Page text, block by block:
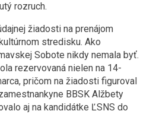
rozruch.
žiadosti na prenájom
stredisku. Ako
Sobote nikdy nemala byť.
rezervovaná nielen na 14-
pričom na žiadosti figuroval
BBSK Alžbety
aj na kandidátke ĽSNS do